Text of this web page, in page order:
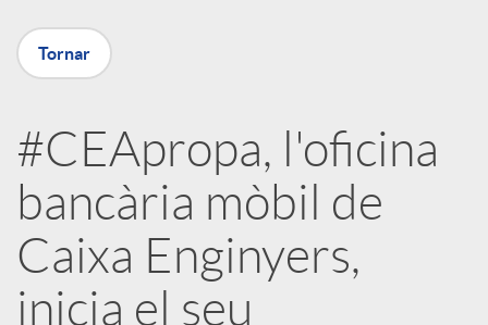
X
r
x
e
Tornar
#CEApropa, l'oficina
bancària mòbil de
Caixa Enginyers,
inicia el seu